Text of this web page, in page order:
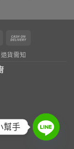
MasterCard
退貨需知
幫手